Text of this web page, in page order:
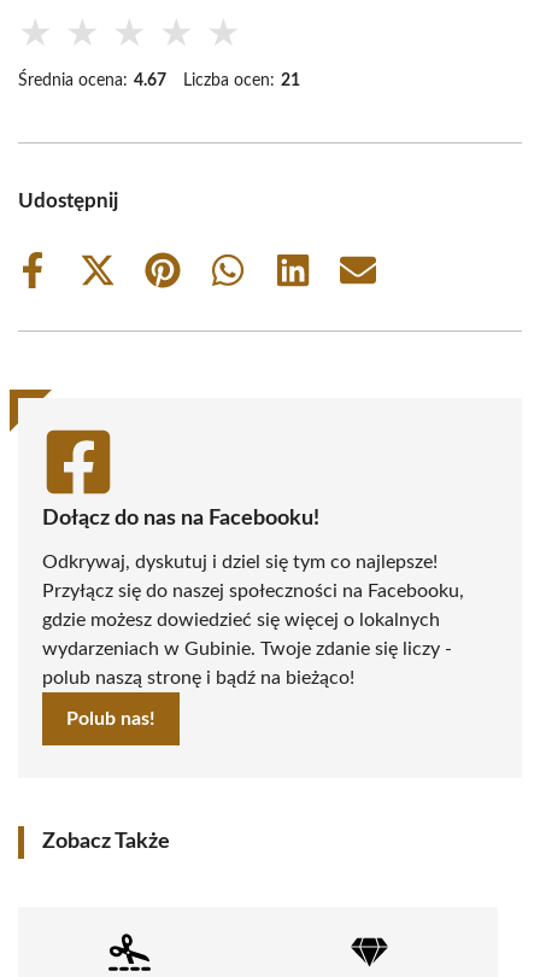
★ ★ ★ ★ ★
Średnia ocena: 4.67 Liczba ocen: 21
Udostępnij
Share
Share
(Twitter)
Share
Share
Share
Share
Dołącz do nas na Facebooku!
Odkrywaj, dyskutuj i dziel się tym co najlepsze!
Przyłącz się do naszej społeczności na Facebooku,
gdzie możesz dowiedzieć się więcej o lokalnych
wydarzeniach w Gubinie. Twoje zdanie się liczy -
polub naszą stronę i bądź na bieżąco!
Polub nas!
Zobacz Także